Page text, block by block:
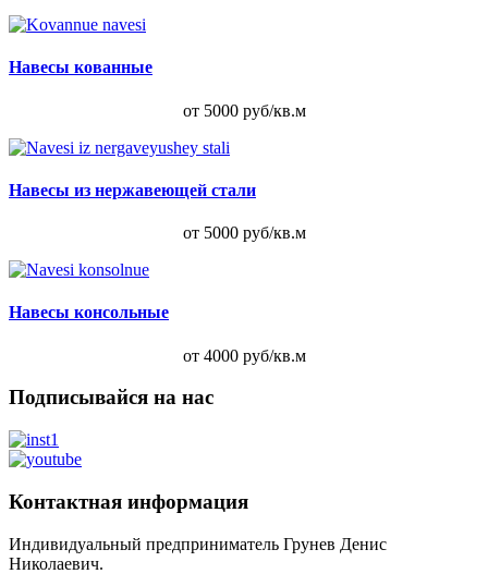
Навесы кованные
от 5000 руб/кв.м
Навесы из нержавеющей стали
от 5000 руб/кв.м
Навесы консольные
от 4000 руб/кв.м
Подписывайся на нас
Контактная информация
Индивидуальный предприниматель Грунев Денис
Николаевич.